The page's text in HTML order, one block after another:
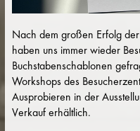
Nach dem großen Erfolg
haben uns immer wieder
Buchstabenschablonen
Workshops des
Ausprobieren in der
Verkauf erhältlich.